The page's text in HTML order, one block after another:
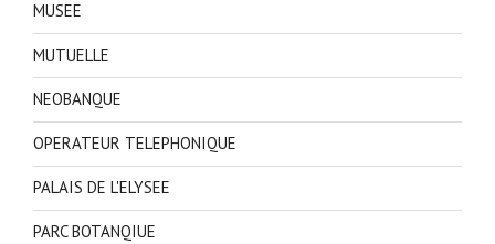
MUSEE
MUTUELLE
NEOBANQUE
OPERATEUR TELEPHONIQUE
PALAIS DE L'ELYSEE
PARC BOTANQIUE